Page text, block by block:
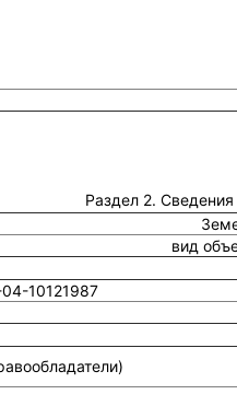
Раздел 2.
вид
10121987